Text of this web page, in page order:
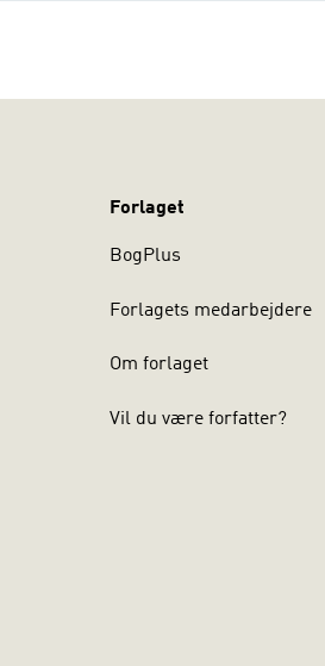
Forlaget
BogPlus
Forlagets medarbejdere
Om forlaget
Vil du være forfatter?